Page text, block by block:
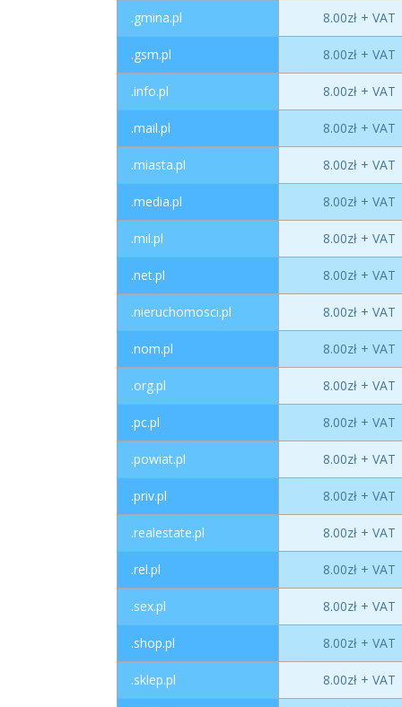
.gmina.pl 8.00zł + VAT
.gsm.pl 8.00zł + VAT
.info.pl 8.00zł + VAT
.mail.pl 8.00zł + VAT
.miasta.pl 8.00zł + VAT
.media.pl 8.00zł + VAT
.mil.pl 8.00zł + VAT
.net.pl 8.00zł + VAT
.nieruchomosci.pl 8.00zł + VAT
.nom.pl 8.00zł + VAT
.org.pl 8.00zł + VAT
.pc.pl 8.00zł + VAT
.powiat.pl 8.00zł + VAT
.priv.pl 8.00zł + VAT
.realestate.pl 8.00zł + VAT
.rel.pl 8.00zł + VAT
.sex.pl 8.00zł + VAT
.shop.pl 8.00zł + VAT
.sklep.pl 8.00zł + VAT